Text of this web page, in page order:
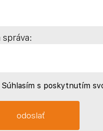
správa:
Súhlasím s poskytnutím